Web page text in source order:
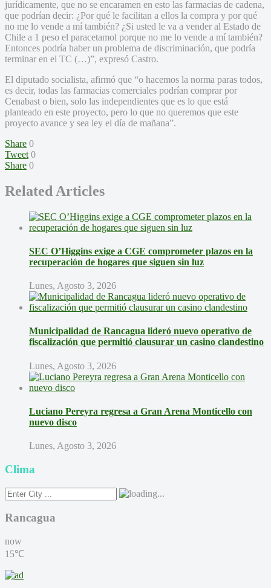
jurídicamente, que no se encaramen en esto las farmacias de cadena,
que podrían decir: ¿Por qué le facilitan a ellos la compra y por qué
no me lo vende a mí también? ¿Si usted le va a vender al Estado de
Chile a 1 peso el paracetamol porque no me lo vende a mí también?
Entonces podría haber un problema de discriminación, que podría
terminar en el TC (…)”, expresó Castro.
El diputado socialista, afirmó que “o hacemos la norma paras todos,
es decir, todas las farmacias comerciales podrían comprar por
Cenabast o bien, solo las independientes que es lo que está
planteado en este proyecto, pero lo que no queremos que este
proyecto avance y sea ley el día de mañana”.
Share 0
Tweet 0
Share 0
Related Articles
SEC O’Higgins exige a CGE comprometer plazos en la
recuperación de hogares que siguen sin luz
Lunes, Agosto 3, 2026
Municipalidad de Rancagua lideró nuevo operativo de
fiscalización que permitió clausurar un casino clandestino
Lunes, Agosto 3, 2026
Luciano Pereyra regresa a Gran Arena Monticello con
nuevo disco
Lunes, Agosto 3, 2026
Clima
Rancagua
now
15℃